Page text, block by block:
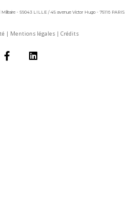
- 59043 LILLE / 45 avenue Victor Hugo - 75116 PARIS
| Mentions légales | Crédits